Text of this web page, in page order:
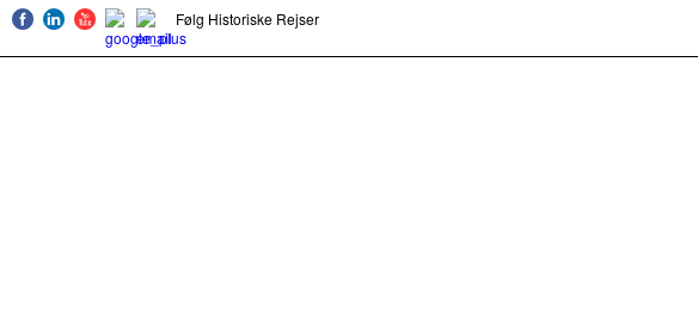
Følg Historiske Rejser